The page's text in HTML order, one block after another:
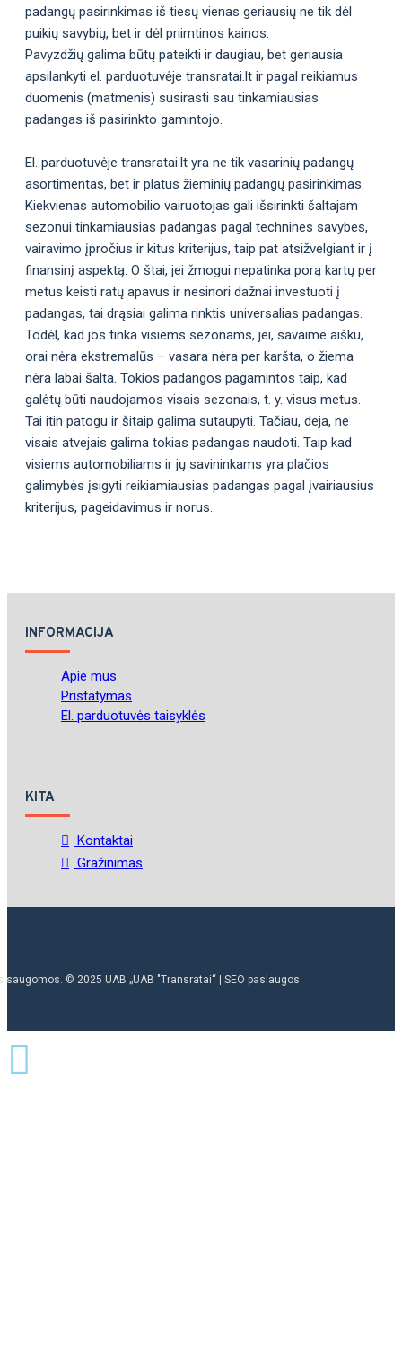
padangų pasirinkimas iš tiesų vienas geriausių ne tik dėl
puikių savybių, bet ir dėl priimtinos kainos.
Pavyzdžių galima būtų pateikti ir daugiau, bet geriausia
apsilankyti el. parduotuvėje transratai.lt ir pagal reikiamus
duomenis (matmenis) susirasti sau tinkamiausias
padangas iš pasirinkto gamintojo.
El. parduotuvėje transratai.lt yra ne tik vasarinių padangų
asortimentas, bet ir platus žieminių padangų pasirinkimas.
Kiekvienas automobilio vairuotojas gali išsirinkti šaltajam
sezonui tinkamiausias padangas pagal technines savybes,
vairavimo įpročius ir kitus kriterijus, taip pat atsižvelgiant ir į
finansinį aspektą. O štai, jei žmogui nepatinka porą kartų per
metus keisti ratų apavus ir nesinori dažnai investuoti į
padangas, tai drąsiai galima rinktis universalias padangas.
Todėl, kad jos tinka visiems sezonams, jei, savaime aišku,
orai nėra ekstremalūs – vasara nėra per karšta, o žiema
nėra labai šalta. Tokios padangos pagamintos taip, kad
galėtų būti naudojamos visais sezonais, t. y. visus metus.
Tai itin patogu ir šitaip galima sutaupyti. Tačiau, deja, ne
visais atvejais galima tokias padangas naudoti. Taip kad
visiems automobiliams ir jų savininkams yra plačios
galimybės įsigyti reikiamiausias padangas pagal įvairiausius
kriterijus, pageidavimus ir norus.
INFORMACIJA
Apie mus
Pristatymas
El. parduotuvės taisyklės
KITA
Kontaktai
Gražinimas
saugomos. © 2025 UAB „UAB "Transratai“ | SEO paslaugos: